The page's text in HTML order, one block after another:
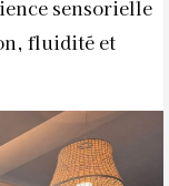
sensorielle
fluidité et